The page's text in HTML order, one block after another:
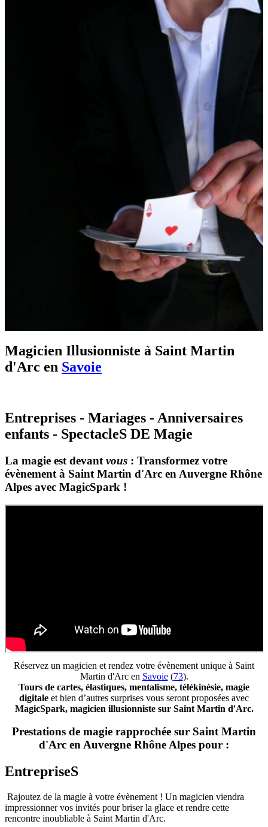
Magicien Illusionniste à Saint Martin
d'Arc en Savoie
Entreprises - Mariages - Anniversaires
enfants - SpectacleS DE Magie
La magie est devant vous : Transformez votre
évènement à Saint Martin d'Arc en Auvergne Rhône
Alpes avec MagicSpark !
Réservez un magicien et rendez votre évènement unique à Saint
Martin d'Arc en Savoie(73).
Tours de cartes, élastiques, mentalisme, télékinésie, magie
digitale et bien d’autres surprises vous seront proposées avec
MagicSpark, magicien illusionniste sur Saint Martin d'Arc.
Prestations de magie rapprochée sur Saint Martin
d'Arc en Auvergne Rhône Alpes pour :
EntrepriseS
Rajoutez de la magie à votre évènement ! Un magicien viendra
impressionner vos invités pour briser la glace et rendre cette
rencontre inoubliable à Saint Martin d'Arc.